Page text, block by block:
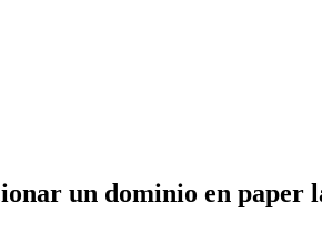
un dominio en paper